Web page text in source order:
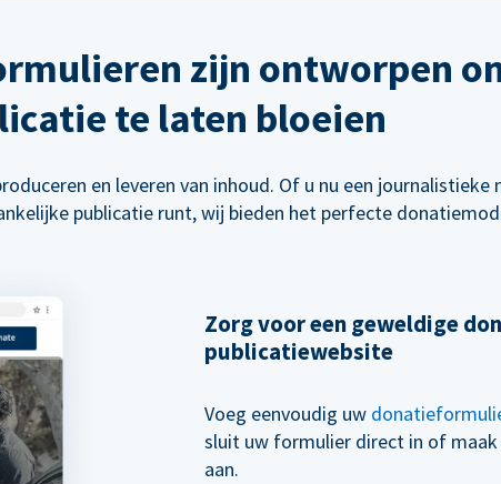
zijn ontworpen
te laten bloeien
en leveren van inhoud. Of u nu een journalistieke
publicatie runt, wij bieden het perfecte
Zorg voor een geweldige
publicatiewebsite
Voeg eenvoudig uw
sluit uw formulier direct in of maak
aan.